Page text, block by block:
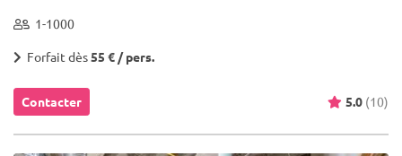
1-1000
Forfait dès55 € / pers.
Contacter 5.0 (10)